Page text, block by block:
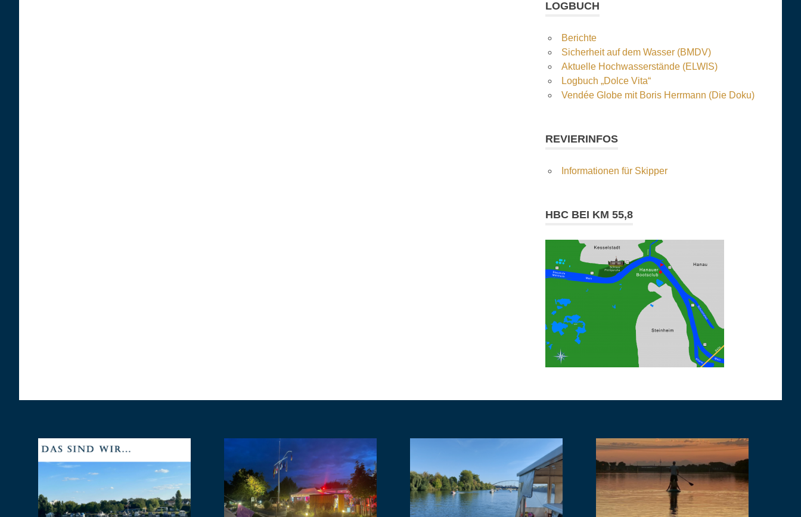
LOGBUCH
Berichte
Sicherheit auf dem Wasser (BMDV)
Aktuelle Hochwasserstände (ELWIS)
Logbuch „Dolce Vita“
Vendée Globe mit Boris Herrmann (Die Doku)
REVIERINFOS
Informationen für Skipper
HBC BEI KM 55,8